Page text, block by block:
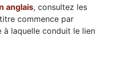
anglais, consultez les
commence par
à laquelle conduit le lien